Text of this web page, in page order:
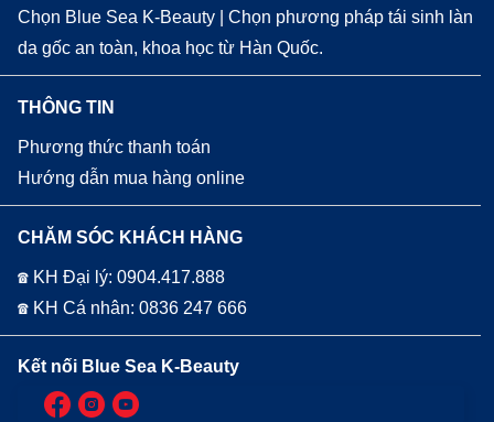
Chọn Blue Sea K-Beauty | Chọn phương pháp tái sinh làn
da gốc an toàn, khoa học từ Hàn Quốc.
THÔNG TIN
Phương thức thanh toán
Hướng dẫn mua hàng online
CHĂM SÓC KHÁCH HÀNG
☎ KH Đại lý: 0904.417.888
☎ KH Cá nhân: 0836 247 666
Kết nối Blue Sea K-Beauty